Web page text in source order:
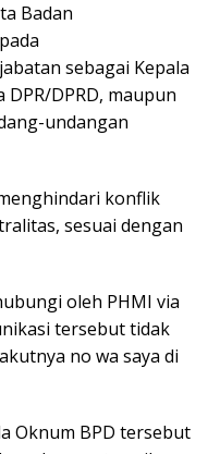
Badan
sebagai Kepala
DPRD, maupun
undangan
konflik
sesuai dengan
oleh PHMI via
tersebut tidak
no wa saya di
Oknum BPD tersebut